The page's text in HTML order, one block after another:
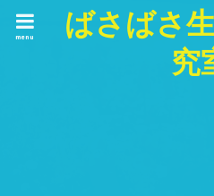
ばさばさ
究
menu